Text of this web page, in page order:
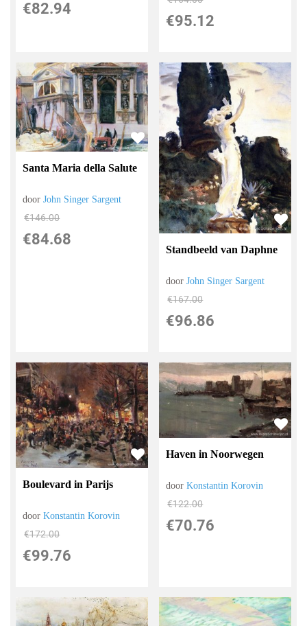
€82.94
€95.12
Santa Maria della Salute
doorJohn Singer Sargent
€146.00
€84.68
Standbeeld van Daphne
doorJohn Singer Sargent
€167.00
€96.86
Boulevard in Parijs
doorKonstantin Korovin
€172.00
€99.76
Haven in Noorwegen
doorKonstantin Korovin
€122.00
€70.76